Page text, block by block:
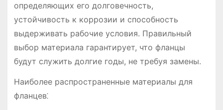
определяющих его долговечность,
устойчивость к коррозии и способность
выдерживать рабочие условия. Правильный
выбор материала гарантирует, что фланцы
будут служить долгие годы, не требуя замены.
Наиболее распространенные материалы для
фланцев⁚